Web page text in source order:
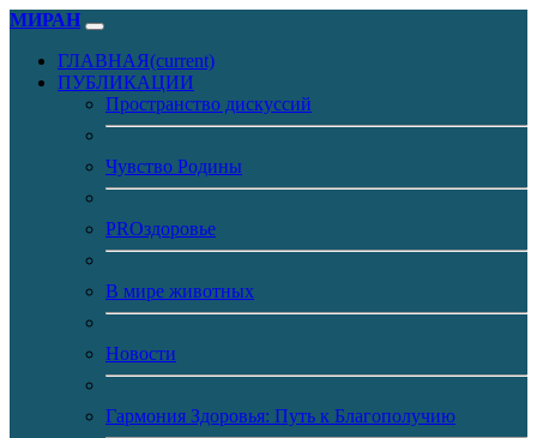
МИРАН
ГЛАВНАЯ(current)
ПУБЛИКАЦИИ
Пространство дискуссий
Чувство Родины
PROздоровье
В мире животных
Новости
Гармония Здоровья: Путь к Благополучию